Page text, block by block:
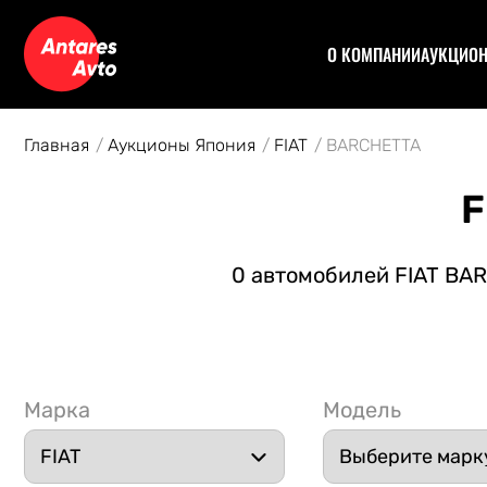
О КОМПАНИИ
Главная Аукционы Япония FIAT BARCHETTA
0 автомобилей FIAT
Марка Модель